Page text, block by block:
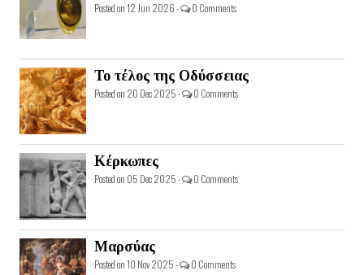
Posted on 12 Jun 2026 - 0 Comments
Το τέλος της Οδύσσειας
Posted on 20 Dec 2025 - 0 Comments
Κέρκωπες
Posted on 05 Dec 2025 - 0 Comments
Μαρσύας
Posted on 10 Nov 2025 - 0 Comments